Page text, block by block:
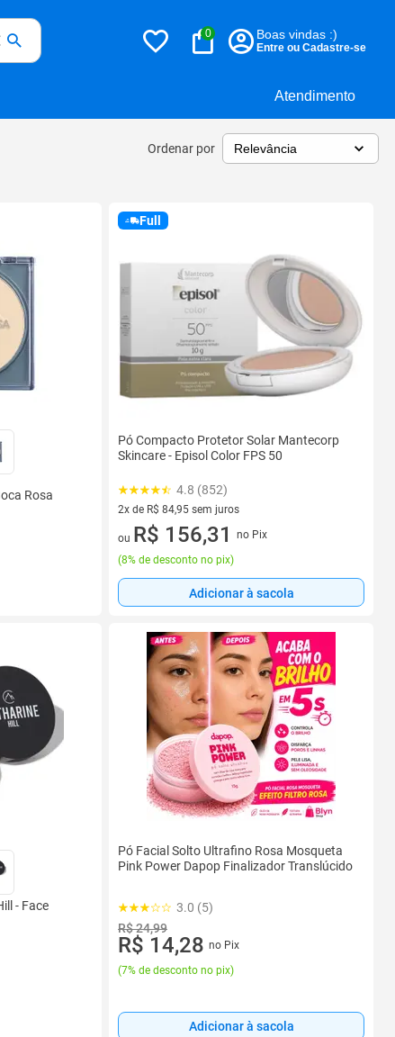
Atendimento
0 Boas vindas :)
Entre ou Cadastre-se
Ordenar por
Rosa
Full
Pó Compacto Protetor Solar Mantecorp
Skincare - Episol Color FPS 50
4.8 (852)
2x de R$ 84,95 sem juros
2 vez de R$ 84,95 sem juros
ou R$ 156,31
no Pix
(8% de desconto no pix)
Adicionar à sacola
- Face
Pó Facial Solto Ultrafino Rosa Mosqueta
Pink Power Dapop Finalizador Translúcido
3.0 (5)
R$ 24,99
R$ 14,28 no Pix
(7% de desconto no pix)
Adicionar à sacola